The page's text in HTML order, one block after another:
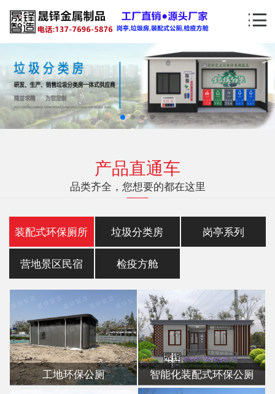
产品直通车
品类齐全，您想要的都在这里
装配式环保厕所 垃圾分类房 岗亭系列
营地景区民宿 检疫方舱
工地环保公厕 智能化装配式环保公厕